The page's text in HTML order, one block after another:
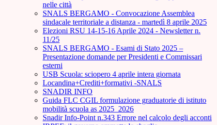
nelle città
SNALS BERGAMO - Convocazione Assemblea
sindacale territoriale a distanza - martedì 8 aprile 2025
Elezioni RSU 14-15-16 Aprile 2024 - Newsletter n.
11/25
SNALS BERGAMO - Esami di Stato 2025 –
Presentazione domande per Presidenti e Commissari
esterni
USB Scuola: sciopero 4 aprile intera giornata
Locandina+Crediti+formativi -SNALS
SNADIR INFO
Guida FLC CGIL formulazione graduatorie di istituto
mobilità scuola as 2025_2026
Snadir Info-Point n.343 Errore nel calcolo degli acconti